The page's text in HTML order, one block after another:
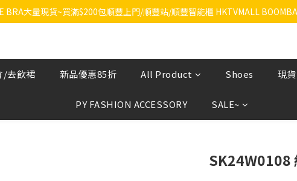
BRA大量現貨~買滿$200包順豐上門/順豐站/順豐智能櫃 HKTVMALL
/去飲裙 新品優惠85折 All Product Shoes 現
PY FASHION ACCESSORY SALE~
SK24W0108